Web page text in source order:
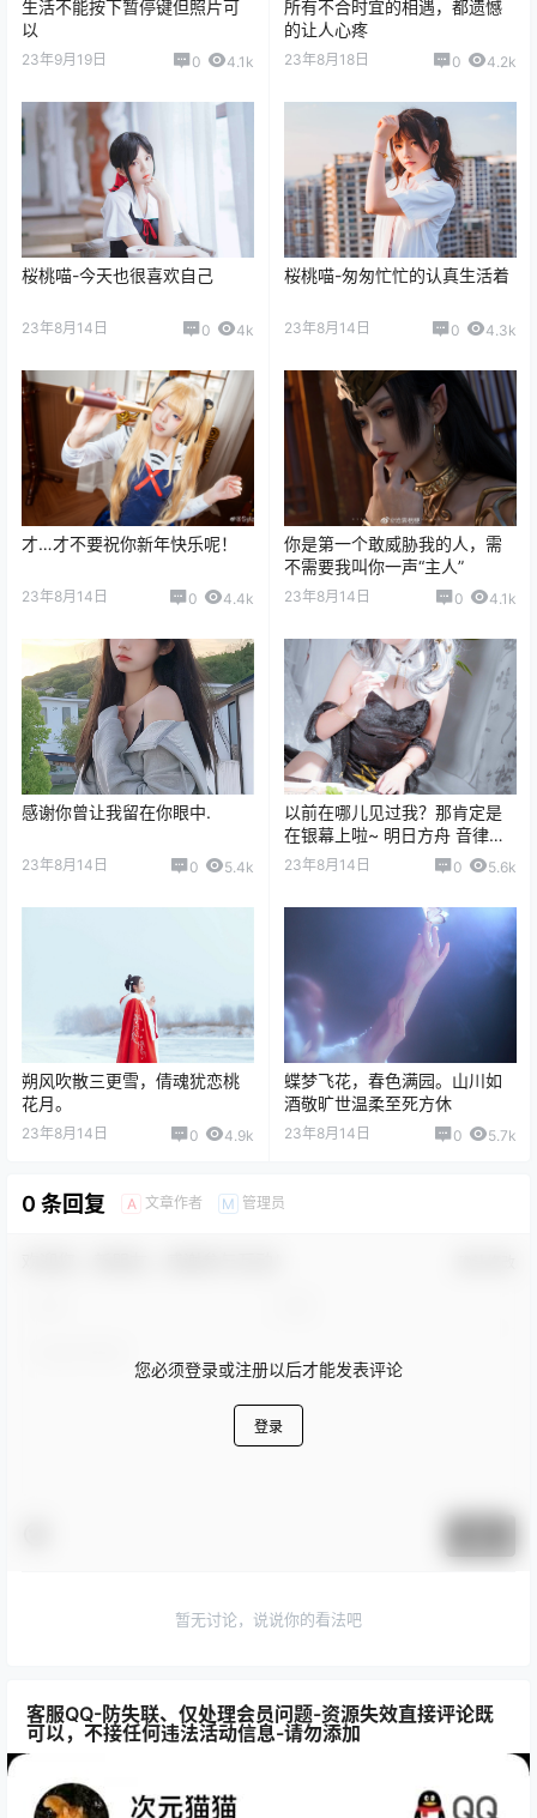
生活不能按下暂停键但照片可
以
23年9月19日 0 4.1k
所有不合时宜的相遇，都遗憾
的让人心疼
23年8月18日 0 4.2k
桜桃喵-今天也很喜欢自己
23年8月14日 0 4k
桜桃喵-匆匆忙忙的认真生活着
23年8月14日 0 4.3k
才…才不要祝你新年快乐呢！
23年8月14日 0 4.4k
你是第一个敢威胁我的人，需
不需要我叫你一声“主人”
23年8月14日 0 4.1k
感谢你曾让我留在你眼中.
23年8月14日 0 5.4k
以前在哪儿见过我？那肯定是
在银幕上啦~ 明日方舟 音律联
觉@青小臣同学_拉普宝贝快出
23年8月14日 0 5.6k
朔风吹散三更雪，倩魂犹恋桃
花月。
23年8月14日 0 4.9k
蝶梦飞花，春色满园。山川如
酒敬旷世温柔至死方休
23年8月14日 0 5.7k
0 条回复 A 文章作者 M 管理员
您必须登录或注册以后才能发表评论
登录
暂无讨论，说说你的看法吧
客服QQ-防失联、仅处理会员问题-资源失效直接评论既
可以，不接任何违法活动信息-请勿添加